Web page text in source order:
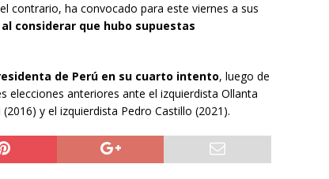
contrario, ha convocado para este viernes a sus
considerar que hubo supuestas
de Perú en su cuarto intento, luego de
elecciones anteriores ante el izquierdista Ollanta
y el izquierdista Pedro Castillo (2021).